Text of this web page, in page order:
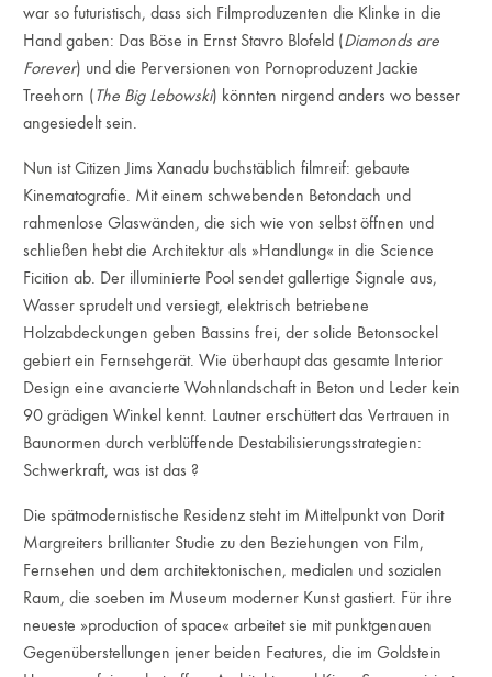
war so futuristisch, dass sich Filmproduzenten die Klinke in die
Hand gaben: Das Böse in Ernst Stavro Blofeld (Diamonds are
Forever) und die Perversionen von Pornoproduzent Jackie
Treehorn (The Big Lebowski) könnten nirgend anders wo besser
angesiedelt sein.
Nun ist Citizen Jims Xanadu buchstäblich filmreif: gebaute
Kinematografie. Mit einem schwebenden Betondach und
rahmenlose Glaswänden, die sich wie von selbst öffnen und
schließen hebt die Architektur als »Handlung« in die Science
Ficition ab. Der illuminierte Pool sendet gallertige Signale aus,
Wasser sprudelt und versiegt, elektrisch betriebene
Holzabdeckungen geben Bassins frei, der solide Betonsockel
gebiert ein Fernsehgerät. Wie überhaupt das gesamte Interior
Design eine avancierte Wohnlandschaft in Beton und Leder kein
90 grädigen Winkel kennt. Lautner erschüttert das Vertrauen in
Baunormen durch verblüffende Destabilisierungsstrategien:
Schwerkraft, was ist das ?
Die spätmodernistische Residenz steht im Mittelpunkt von Dorit
Margreiters brillianter Studie zu den Beziehungen von Film,
Fernsehen und dem architektonischen, medialen und sozialen
Raum, die soeben im Museum moderner Kunst gastiert. Für ihre
neueste »production of space« arbeitet sie mit punktgenauen
Gegenüberstellungen jener beiden Features, die im Goldstein